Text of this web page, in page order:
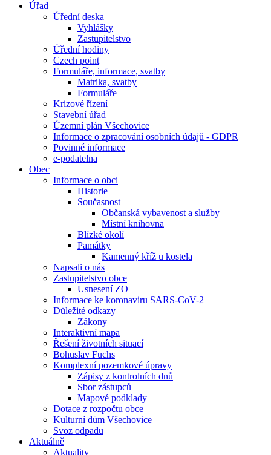
Úřad
Úřední deska
Vyhlášky
Zastupitelstvo
Úřední hodiny
Czech point
Formuláře, informace, svatby
Matrika, svatby
Formuláře
Krizové řízení
Stavební úřad
Územní plán Všechovice
Informace o zpracování osobních údajů - GDPR
Povinné informace
e-podatelna
Obec
Informace o obci
Historie
Současnost
Občanská vybavenost a služby
Místní knihovna
Blízké okolí
Památky
Kamenný kříž u kostela
Napsali o nás
Zastupitelstvo obce
Usnesení ZO
Informace ke koronaviru SARS-CoV-2
Důležité odkazy
Zákony
Interaktivní mapa
Řešení životních situací
Bohuslav Fuchs
Komplexní pozemkové úpravy
Zápisy z kontrolních dnů
Sbor zástupců
Mapové podklady
Dotace z rozpočtu obce
Kulturní dům Všechovice
Svoz odpadu
Aktuálně
Aktuality